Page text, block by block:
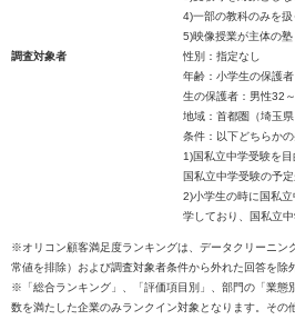
4)一部の教科のみを
5)映像授業が主体の塾
調査対象者
性別：指定なし
年齢：小学生の保護
生の保護者：男性32
地域：首都圏（埼玉
条件：以下どちらか
1)国私立中学受験を目
国私立中学受験の予
2)小学生の時に国私
学しており、国私立
※オリコン顧客満足度ランキングは、データクリーニン
常値を排除）および調査対象者条件から外れた回答を除
※「総合ランキング」、「評価項目別」、部門の「業態
数を満たした企業のみランクイン対象となります。その